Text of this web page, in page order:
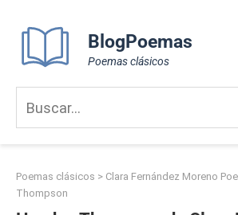
content
BlogPoemas
Poemas clásicos
Poemas clásicos > Clara Fernández Moreno
Thompson